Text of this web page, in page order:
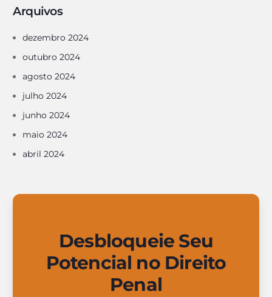
Arquivos
dezembro 2024
outubro 2024
agosto 2024
julho 2024
junho 2024
maio 2024
abril 2024
Desbloqueie Seu
Potencial no Direito
Penal